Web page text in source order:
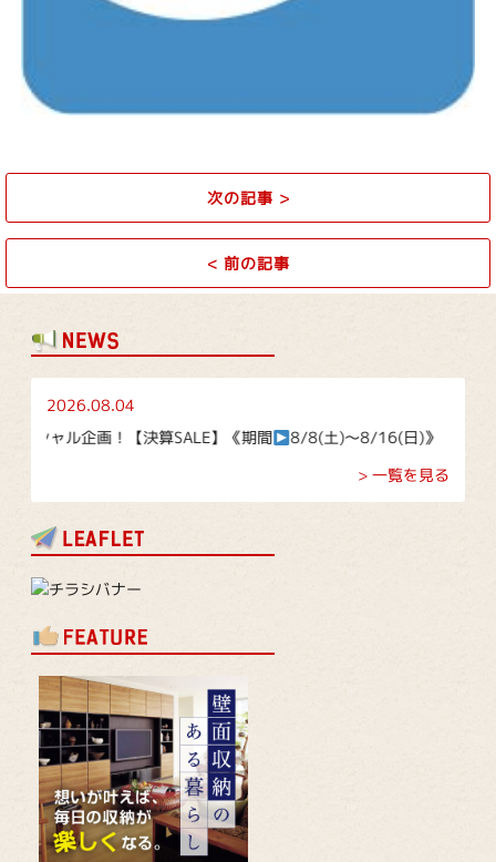
次の記事 >
< 前の記事
2026.08.04
！【決算SALE】《期間
8/8(土)～8/16(日)》
> 一覧を見る